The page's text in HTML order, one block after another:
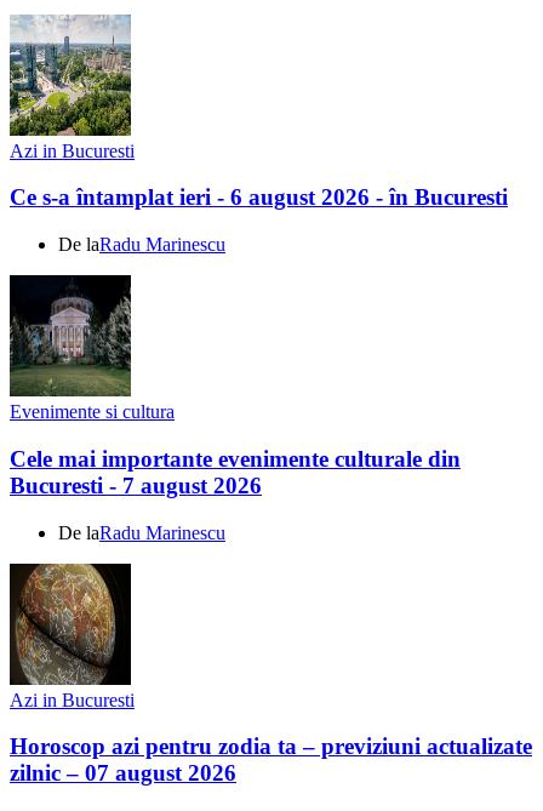
Azi in Bucuresti
Ce s-a întamplat ieri - 6 august 2026 - în Bucuresti
De laRadu Marinescu
Evenimente si cultura
Cele mai importante evenimente culturale din
Bucuresti - 7 august 2026
De laRadu Marinescu
Azi in Bucuresti
Horoscop azi pentru zodia ta – previziuni actualizate
zilnic – 07 august 2026